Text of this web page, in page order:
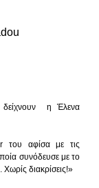
η Έλενα
του αφίσα με τις
συνόδευσε με το
διακρίσεις!»